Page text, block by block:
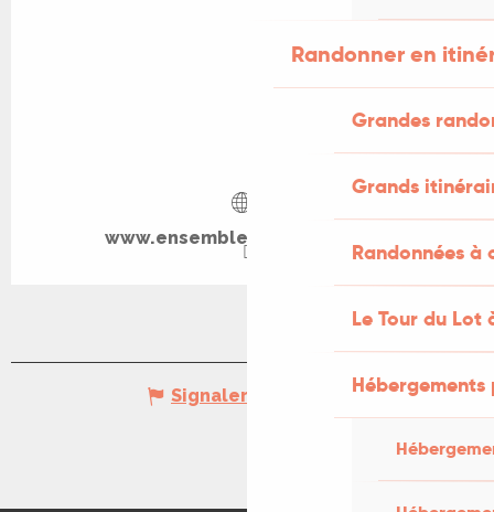
Randonner en
Grandes
Grands
Randonnées
Le Tour du Lot
www.ensemble-de-maussac.fr
Signaler une erreur